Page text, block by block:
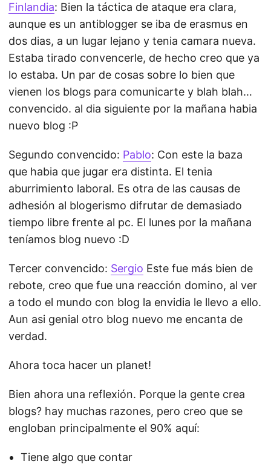
Finlandia: Bien la táctica de ataque era clara,
aunque es un antiblogger se iba de erasmus en
dos dias, a un lugar lejano y tenia camara nueva.
Estaba tirado convencerle, de hecho creo que ya
lo estaba. Un par de cosas sobre lo bien que
vienen los blogs para comunicarte y blah blah…
convencido. al dia siguiente por la mañana habia
nuevo blog :P
Segundo convencido: Pablo: Con este la baza
que habia que jugar era distinta. El tenia
aburrimiento laboral. Es otra de las causas de
adhesión al blogerismo difrutar de demasiado
tiempo libre frente al pc. El lunes por la mañana
teníamos blog nuevo :D
Tercer convencido: Sergio Este fue más bien de
rebote, creo que fue una reacción domino, al ver
a todo el mundo con blog la envidia le llevo a ello.
Aun asi genial otro blog nuevo me encanta de
verdad.
Ahora toca hacer un planet!
Bien ahora una reflexión. Porque la gente crea
blogs? hay muchas razones, pero creo que se
engloban principalmente el 90% aquí:
Tiene algo que contar